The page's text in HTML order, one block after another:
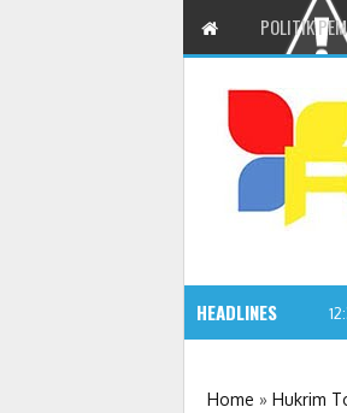
POLITIK
HEADLINES
Home » Hukrim